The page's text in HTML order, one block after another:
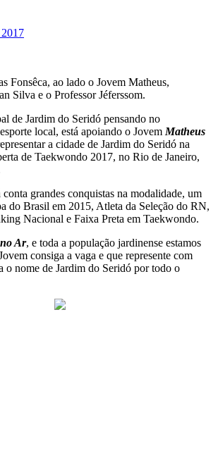
Fonsêca, ao lado o Jovem Matheus,
Silva e o Professor Jéferssom.
de Jardim do Seridó pensando no
local, está apoiando o Jovem Matheus
a cidade de Jardim do Seridó na
de Taekwondo 2017, no Rio de Janeiro,
grandes conquistas na modalidade, um
do Brasil em 2015, Atleta da Seleção do RN,
Nacional e Faixa Preta em Taekwondo.
Ar, e toda a população jardinense estamos
consiga a vaga e que represente com
o nome de Jardim do Seridó por todo o